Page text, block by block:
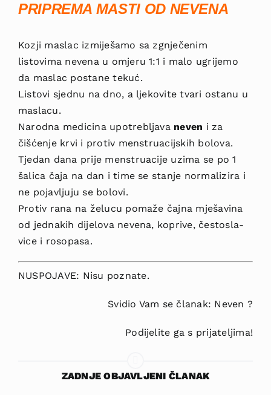
PRIPREMA MASTI OD NEVENA
Kozji maslac izmiješamo sa zgnječenim
listovima nevena u omjeru 1:1 i malo ugrijemo
da maslac postane tekuć.
Listovi sjednu na dno, a ljekovite tvari ostanu u
maslacu.
Narodna medicina upotre­bljava neven i za
čišćenje krvi i protiv mens­truacijskih bolova.
Tjedan dana prije mens­truacije uzima se po 1
šalica čaja na dan i time se stanje normalizira i
ne pojavljuju se bolovi.
Protiv rana na želucu pomaže čajna mješavina
od jednakih dijelova nevena, koprive, čestosla­
vice i rosopasa.
NUSPOJAVE: Nisu poznate.
Svidio Vam se članak: Neven ?
Podijelite ga s prijateljima!
ZADNJE OBJAVLJENI ČLANAK